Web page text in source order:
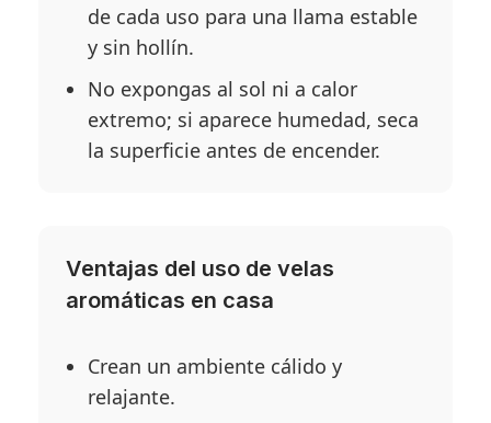
de cada uso para una llama estable
y sin hollín.
No expongas al sol ni a calor
extremo; si aparece humedad, seca
la superficie antes de encender.
Ventajas del uso de velas
aromáticas en casa
Crean un ambiente cálido y
relajante.